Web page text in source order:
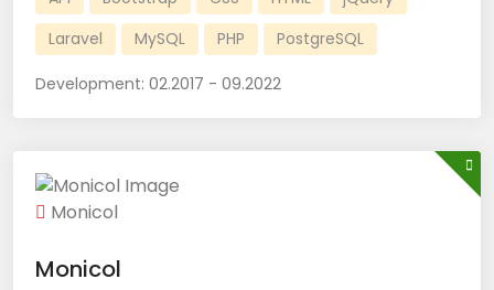
Laravel
MySQL PHP PostgreSQL
Development: 02.2017 - 09.2022
Monicol
Monicol